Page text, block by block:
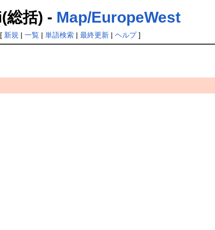
総括) - Map/EuropeWest
新規 | 一覧| 単語検索| 最終更新| ヘルプ]